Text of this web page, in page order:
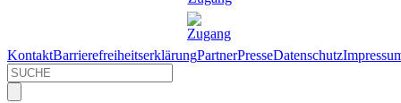
KontaktBarrierefreiheitserklärungPartnerPresseDatenschutz